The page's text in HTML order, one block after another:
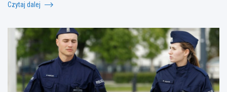
Czytaj dalej